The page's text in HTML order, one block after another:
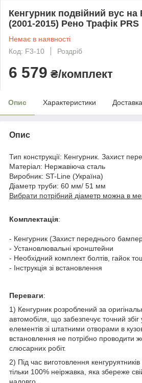
Кенгурник подвійний вус на
(2001-2015) Рено Трафік PRS
Немає в наявності
Код: F3-10
Роздріб
6 579 ₴/комплект
Опис Характеристики Доставка
Опис
Тип конструкції: Кенгурник. Захист
Матеріал: Нержавіюча сталь
Виробник: ST-Line (Україна)
Діаметр труби: 60 мм/ 51 мм
Вибрати потрібний діаметр можна в
Комплектація:
- Кенгурник (Захист переднього
- Установлювальні кронштейни
- Необхідний комплект болтів, гайок
- Інструкція зі встановлення
Переваги:
1) Кенгурник розроблений за
автомобіля, що забезпечує точний збіг
елементів зі штатними отворами в
встановлення не потрібно проводити
слюсарних робіт.
2) Під час виготовлення
тільки 100% неіржавка, яка збереже
надовго.